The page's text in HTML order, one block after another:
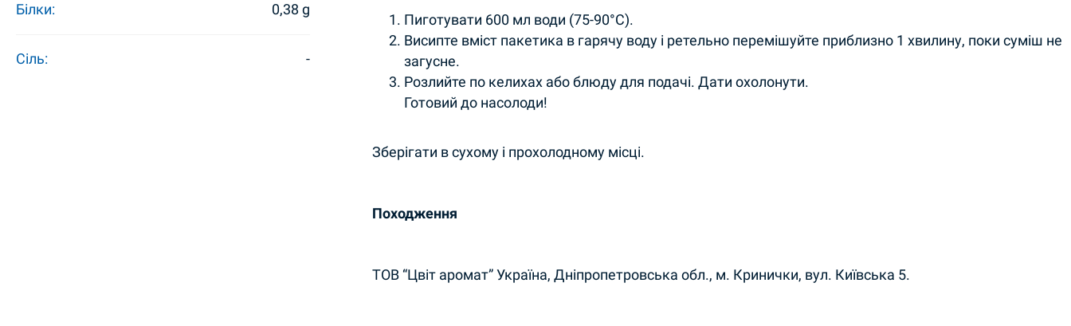
Білки: 0,38 g
Сіль: -
Пиготувати 600 мл води (75-90°С).
Висипте вміст пакетика в гарячу воду і ретельно перемішуйте приблизно 1 хвилину, поки суміш не
загусне.
Розлийте по келихах або блюду для подачі. Дати охолонути.
Готовий до насолоди!
Зберігати в сухому і прохолодному місці.
Походження
ТОВ “Цвіт аромат” Україна, Дніпропетровська обл., м. Кринички, вул. Київська 5.